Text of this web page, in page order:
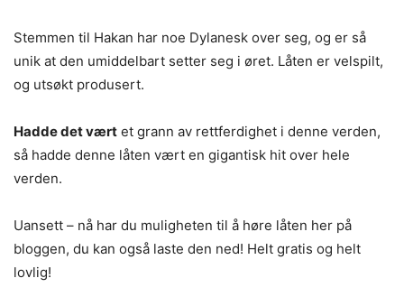
Stemmen til Hakan har noe Dylanesk over seg, og er så
unik at den umiddelbart setter seg i øret. Låten er velspilt,
og utsøkt produsert.
Hadde det vært et grann av rettferdighet i denne verden,
så hadde denne låten vært en gigantisk hit over hele
verden.
Uansett – nå har du muligheten til å høre låten her på
bloggen, du kan også laste den ned! Helt gratis og helt
lovlig!